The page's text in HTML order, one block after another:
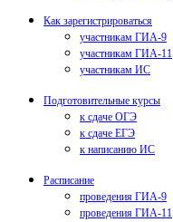
Как зарегистрироваться
участникам ГИА-9
участникам ГИА-11
участникам ИС
Подготовительные курсы
к сдаче ОГЭ
к сдаче ЕГЭ
к написанию ИС
Расписание
проведения ГИА-9
проведения ГИА-11